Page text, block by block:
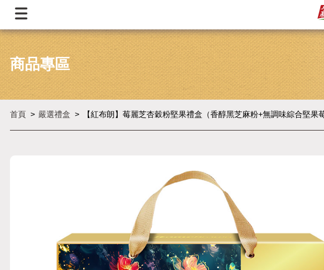
商品專區
首頁 嚴選禮盒 【紅布朗】莓麗芝杏穀粉堅果禮盒（香醇黑芝麻粉+無調味綜合堅果